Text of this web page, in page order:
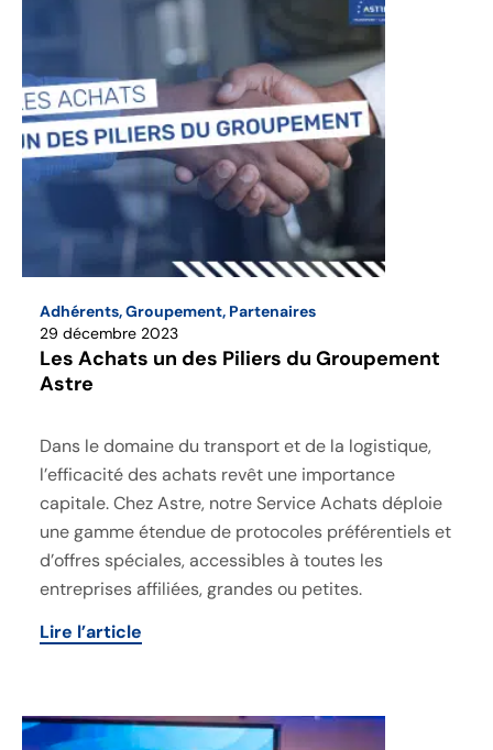
Adhérents,Groupement, Partenaires
29 décembre 2023
Les Achats un des Piliers du Groupement
Astre
Dans le domaine du transport et de la logistique,
l’efficacité des achats revêt une importance
capitale. Chez Astre, notre Service Achats déploie
une gamme étendue de protocoles préférentiels et
d’offres spéciales, accessibles à toutes les
entreprises affiliées, grandes ou petites.
Lire l’article